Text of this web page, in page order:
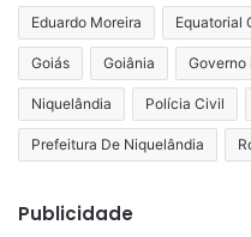
Eduardo Moreira Equatorial
Goiás Goiânia Governo
Niquelândia Polícia Civil
Prefeitura De Niquelândia
Publicidade